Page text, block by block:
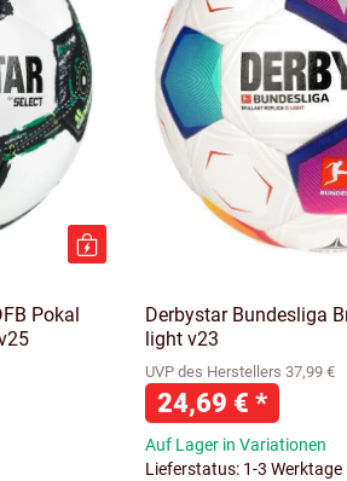
Pokal
Derbystar Bundesliga
light v23
UVP des Herstellers 37,99 €
24,69 € *
Auf Lager in Variationen
Lieferstatus: 1-3 Werktage